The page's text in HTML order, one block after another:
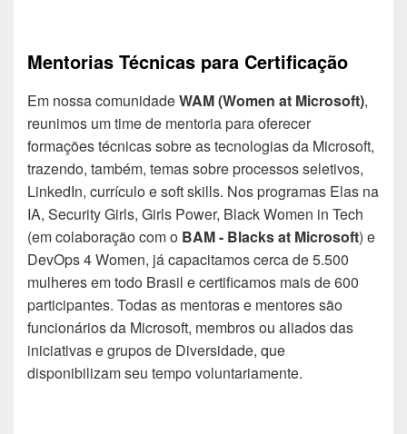
Mentorias Técnicas para Certificação
Em nossa comunidadeWAM (Women at Microsoft),
reunimos um time de mentoria para oferecer
formações técnicas sobre as tecnologias da Microsoft,
trazendo, também, temas sobre processos seletivos,
LinkedIn, currículo e soft skills. Nos programas Elas na
IA, Security Girls, Girls Power, Black Women in Tech
(em colaboração com o BAM - Blacks at Microsoft) e
DevOps 4 Women, já capacitamos cerca de 5.500
mulheres em todo Brasil e certificamos mais de 600
participantes. Todas as mentoras e mentores são
funcionários da Microsoft, membros ou aliados das
iniciativas e grupos de Diversidade, que
disponibilizam seu tempo voluntariamente.